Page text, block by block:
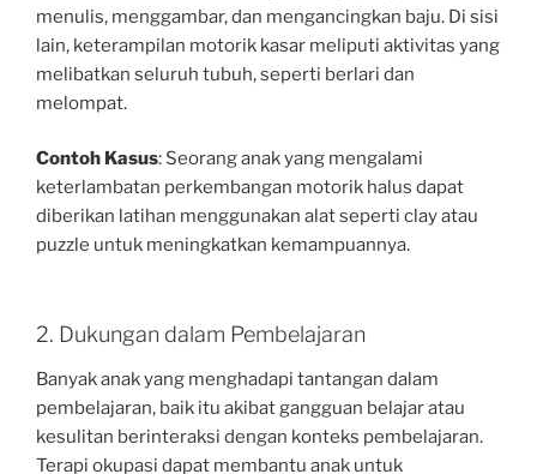
menulis, menggambar, dan mengancingkan baju. Di sisi
lain, keterampilan motorik kasar meliputi aktivitas yang
melibatkan seluruh tubuh, seperti berlari dan
melompat.
Contoh Kasus: Seorang anak yang mengalami
keterlambatan perkembangan motorik halus dapat
diberikan latihan menggunakan alat seperti clay atau
puzzle untuk meningkatkan kemampuannya.
2. Dukungan dalam Pembelajaran
Banyak anak yang menghadapi tantangan dalam
pembelajaran, baik itu akibat gangguan belajar atau
kesulitan berinteraksi dengan konteks pembelajaran.
Terapi okupasi dapat membantu anak untuk